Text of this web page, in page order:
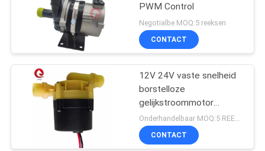
PWM Control
Negotialbe MOQ:5 reeksen
CONTACT
12V 24V vaste snelheid
borstelloze
gelijkstroommotor
waterpomp
Onderhandelbaar MOQ:5 REEKSEN
CONTACT